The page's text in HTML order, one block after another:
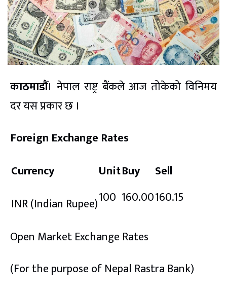
काठमाडौं। नेपाल राष्ट्र बैंकले आज तोकेको विनिमय
दर यस प्रकार छ ।
Foreign Exchange Rates
Currency
UnitBuy
Sell
INR(Indian Rupee)100 160.00160.15
Open Market Exchange Rates
(For the purpose of Nepal Rastra Bank)